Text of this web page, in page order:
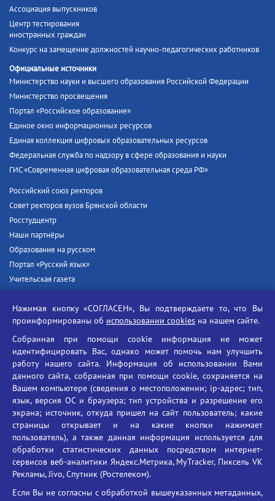
Ассоциация выпускников
Центр тестирования
иностранных граждан
Конкурс на замещение должностей научно-педагогических работников
Официальные источники
Министерство науки и высшего образования Российской Федерации
Министерство просвещения
Портал «Российское образование»
Единое окно информационных ресурсов
Единая коллекция цифровых образовательных ресурсов
Федеральная служба по надзору в сфере образования и науки
ГИС «Современная цифровая образовательная среда РФ»
Российский союз ректоров
Совет ректоров вузов Брянской области
Росстудцентр
Наши партнёры
Образование на русском
Портал «Русский язык»
Учительская газета
Единый портал государственных услуг
Противодействие угрозам информационной безопасности
Социальные ролики - Генеральная прокуратура РФ
Противодействие коррупции
БГУ против наркотиков
Брянский государственный университет
имени академика И.Г. Петровского
Время работы: пн-пт 09:00-18:00
E-mail: bryanskgu@mail.ru
Телефон: +7(4832)58-90-85
Нажимая кнопку «СОГЛАСЕН», Вы подтверждаете то, что Вы
проинформированы об использовании cookies на нашем сайте.
Собранная при помощи cookie информация не может
идентифицировать Вас, однако может помочь нам улучшить
работу нашего сайта. Информация об использовании Вами
данного сайта, собранная при помощи cookie, сохраняется на
Вашем компьютере (сведения о местоположении; ip-адрес; тип,
язык, версия ОС и браузера; тип устройства и разрешение его
экрана; источник, откуда пришел на сайт пользователь; какие
страницы открывает и на какие кнопки нажимает
пользователь), а также данная информация используется для
обработки статистических данных посредством интернет-
сервисов веб-аналитики Яндекс.Метрика, MyTracker, Пиксель VK
Рекламы, Jivo, Спутник (Ростелеком).
Если Вы не согласны с обработкой вышеуказанных метаданных,